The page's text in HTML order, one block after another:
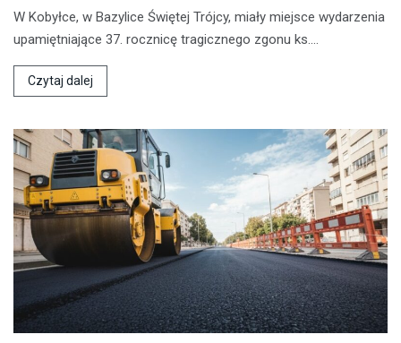
W Kobyłce, w Bazylice Świętej Trójcy, miały miejsce wydarzenia
upamiętniające 37. rocznicę tragicznego zgonu ks.…
Czytaj dalej